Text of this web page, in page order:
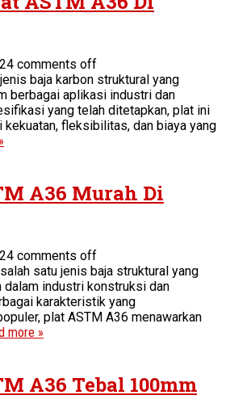
comments off
baja karbon struktural yang
berbagai aplikasi industri dan
yang telah ditetapkan, plat ini
kekuatan, fleksibilitas, dan biaya yang
A36 Murah Di
comments off
satu jenis baja struktural yang
dalam industri konstruksi dan
karakteristik yang
plat ASTM A36 menawarkan
more »
A36 Tebal 100mm